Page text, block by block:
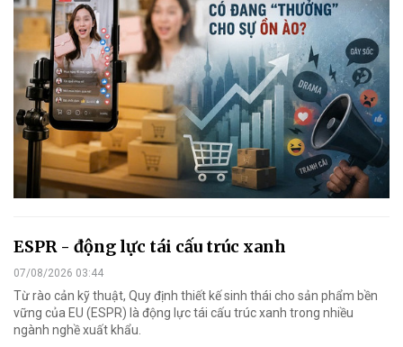
ESPR - động lực tái cấu trúc xanh
07/08/2026 03:44
Từ rào cản kỹ thuật, Quy định thiết kế sinh thái cho sản phẩm bền
vững của EU (ESPR) là động lực tái cấu trúc xanh trong nhiều
ngành nghề xuất khẩu.